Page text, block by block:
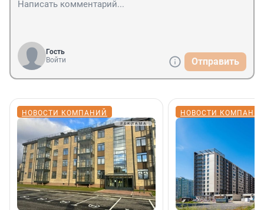
Гость
Войти
Отправить
НОВОСТИ КОМПАНИЙ НОВОСТИ